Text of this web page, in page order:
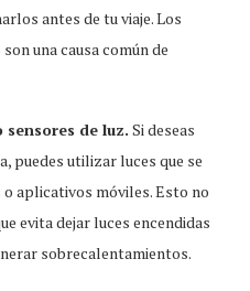
antes de tu viaje. Los
una causa común de
de luz. Si deseas
puedes utilizar luces que se
aplicativos móviles. Esto no
evita dejar luces encendidas
sobrecalentamientos.